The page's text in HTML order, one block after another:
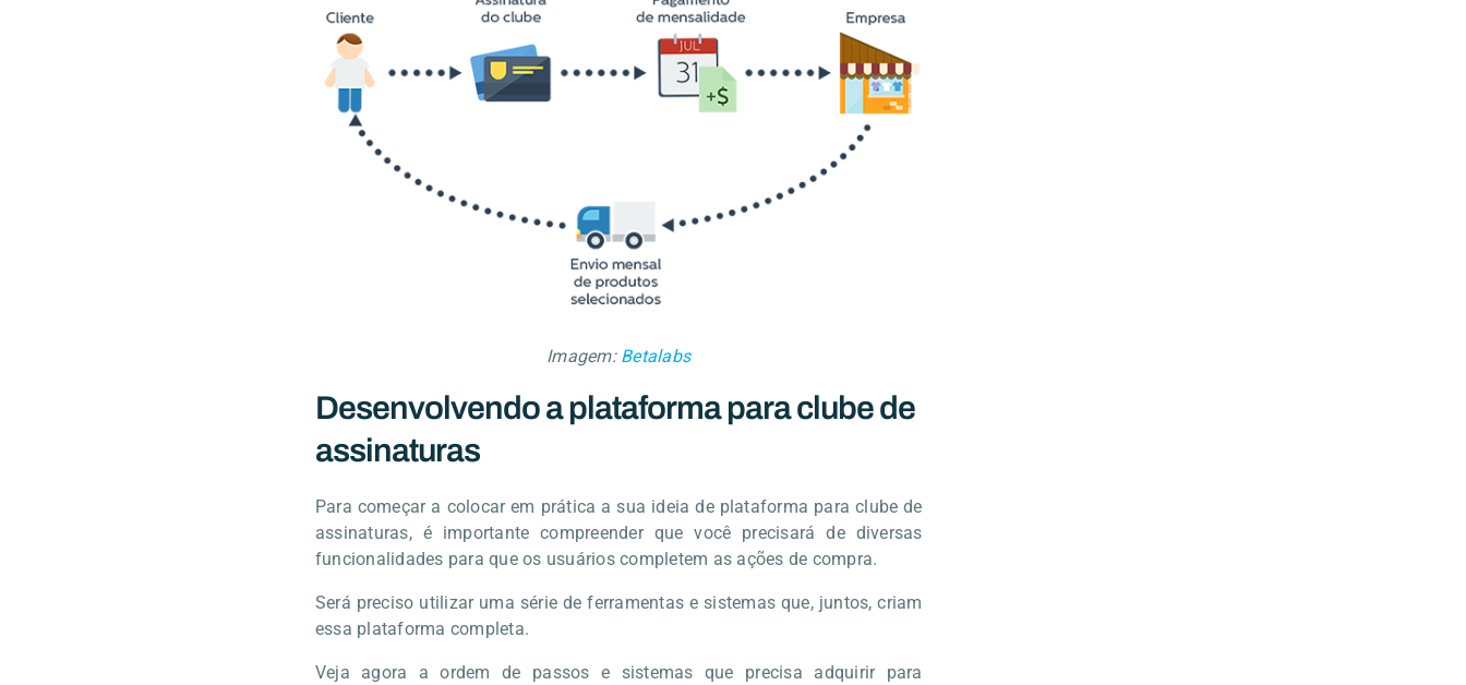
Imagem: Betalabs
Desenvolvendo a plataforma para clube de
assinaturas
Para começar a colocar em prática a sua ideia de plataforma para clube de
assinaturas, é importante compreender que você precisará de diversas
funcionalidades para que os usuários completem as ações de compra.
Será preciso utilizar uma série de ferramentas e sistemas que, juntos, criam
essa plataforma completa.
Veja agora a ordem de passos e sistemas que precisa adquirir para